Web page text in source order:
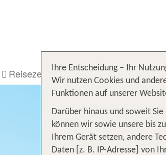
Reisezeit Thailand
Ihre Entscheidung – Ihr
Wir nutzen Cookies und
Funktionen auf unserer
Darüber hinaus und soweit
können wir sowie unsere bis
Ihrem Gerät setzen, andere
Daten [z. B. IP-Adresse] von